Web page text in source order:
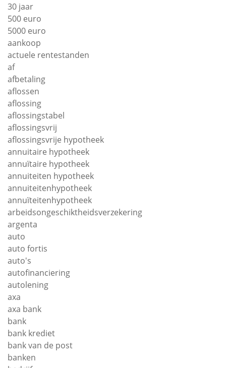
30 jaar
500 euro
5000 euro
aankoop
actuele rentestanden
af
afbetaling
aflossen
aflossing
aflossingstabel
aflossingsvrij
aflossingsvrije hypotheek
annuitaire hypotheek
annuïtaire hypotheek
annuiteiten hypotheek
annuiteitenhypotheek
annuïteitenhypotheek
arbeidsongeschiktheidsverzekering
argenta
auto
auto fortis
auto's
autofinanciering
autolening
axa
axa bank
bank
bank krediet
bank van de post
banken